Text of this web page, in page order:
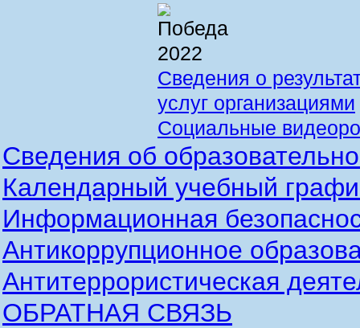
Сведения о
услуг организациями
Социальные
Сведения об
Календарный учебный
Информационная
Антикоррупционное
Антитеррористическая
ОБРАТНАЯ СВЯЗЬ